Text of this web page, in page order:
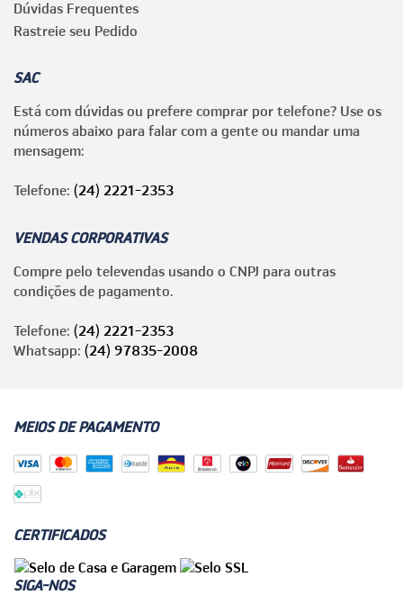
Dúvidas Frequentes
Rastreie seu Pedido
SAC
Está com dúvidas ou prefere comprar por telefone? Use os
números abaixo para falar com a gente ou mandar uma
mensagem:
Telefone: (24) 2221-2353
VENDAS CORPORATIVAS
Compre pelo televendas usando o CNPJ para outras
condições de pagamento.
Telefone: (24) 2221-2353
Whatsapp: (24) 97835-2008
MEIOS DE PAGAMENTO
CERTIFICADOS
SIGA-NOS